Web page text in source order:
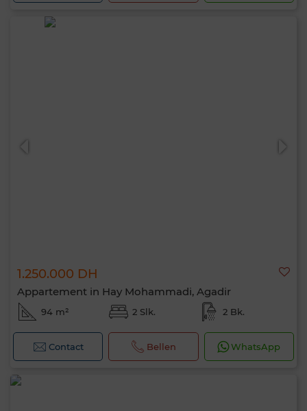
1.250.000 DH
Appartement in Hay Mohammadi, Agadir
94 m² 2 Slk. 2 Bk.
Contact Bellen WhatsApp